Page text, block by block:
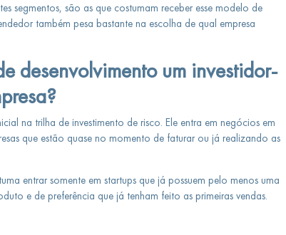
segmentos, são as que costumam receber esse modelo de
também pesa bastante na escolha de qual empresa
desenvolvimento um investidor-
na trilha de investimento de risco. Ele entra em negócios em
que estão quase no momento de faturar ou já realizando as
entrar somente em startups que já possuem pelo menos uma
e de preferência que já tenham feito as primeiras vendas.